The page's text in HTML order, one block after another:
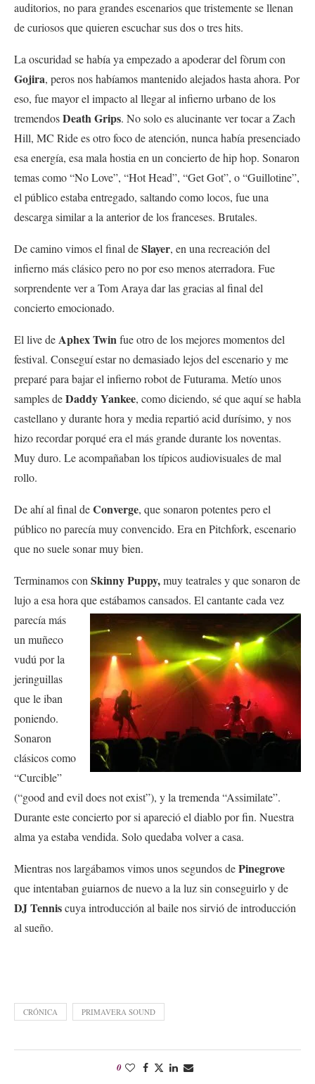
auditorios, no para grandes escenarios que tristemente se llenan
de curiosos que quieren escuchar sus dos o tres hits.
La oscuridad se había ya empezado a apoderar del fòrum con
Gojira, peros nos habíamos mantenido alejados hasta ahora. Por
eso, fue mayor el impacto al llegar al infierno urbano de los
tremendosDeath Grips. No solo es alucinante ver tocar a Zach
Hill, MC Ride es otro foco de atención, nunca había presenciado
esa energía, esa mala hostia en un concierto de hip hop. Sonaron
temas como “No Love”, “Hot Head”, “Get Got”, o “Guillotine”,
el público estaba entregado, saltando como locos, fue una
descarga similar a la anterior de los franceses. Brutales.
De camino vimos el final deSlayer, en una recreación del
infierno más clásico pero no por eso menos aterradora. Fue
sorprendente ver a Tom Araya dar las gracias al final del
concierto emocionado.
El live deAphex Twinfue otro de los mejores momentos del
festival. Conseguí estar no demasiado lejos del escenario y me
preparé para bajar el infierno robot de Futurama. Metío unos
samples deDaddy Yankee, como diciendo, sé que aquí se habla
castellano y durante hora y media repartió acid durísimo, y nos
hizo recordar porqué era el más grande durante los noventas.
Muy duro. Le acompañaban los típicos audiovisuales de mal
rollo.
De ahí al final deConverge, que sonaron potentes pero el
público no parecía muy convencido. Era en Pitchfork, escenario
que no suele sonar muy bien.
Terminamos conSkinny Puppy,muy teatrales y que sonaron de
lujo a esa hora que estábamoscansados. El cantante cada vez
parecía más
un muñeco
vudú por la
jeringuillas
que le iban
poniendo.
Sonaron
clásicos como
“Curcible”
(“good and evil does not exist”), y la tremenda “Assimilate”.
Durante este concierto por si apareció el diablo por fin. Nuestra
alma ya estaba vendida. Solo quedaba volver a casa.
Mientras nos largábamos vimos unos segundos dePinegrove
que intentaban guiarnos de nuevo a la luz sin conseguirlo y de
DJ Tenniscuya introducción al baile nos sirvió de introducción
al sueño.
CRÓNICA PRIMAVERA SOUND
0